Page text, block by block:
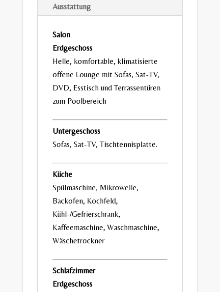
Ausstattung
Salon
Erdgeschoss
Helle, komfortable, klimatisierte
offene Lounge mit Sofas, Sat-TV,
DVD, Esstisch und Terrassentüren
zum Poolbereich
Untergeschoss
Sofas, Sat-TV, Tischtennisplatte.
Küche
Spülmaschine, Mikrowelle,
Backofen, Kochfeld,
Kühl-/Gefrierschrank,
Kaffeemaschine, Waschmaschine,
Wäschetrockner
Schlafzimmer
Erdgeschoss